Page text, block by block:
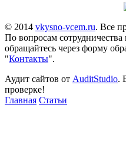
© 2014 vkysno-vcem.ru. Все
По вопросам
обращайтесь через форму
"Контакты".
Аудит сайтов от AuditStudio.
проверке!
Главная Статьи